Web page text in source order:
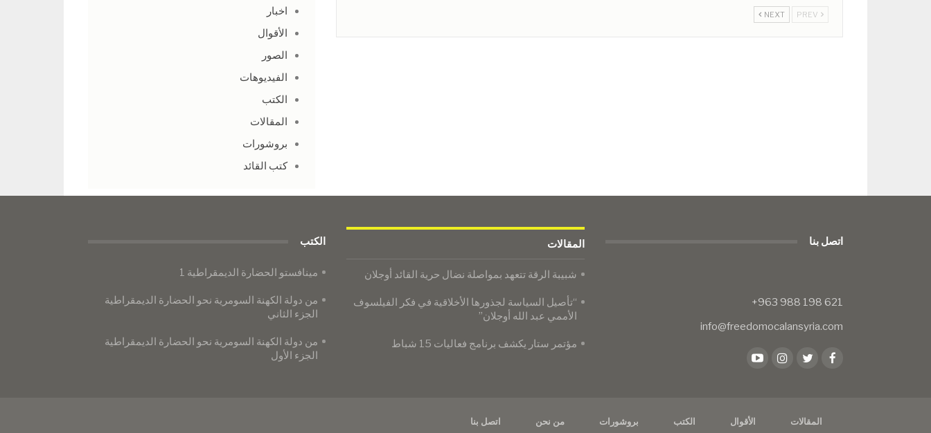
NEXT
اخبار
الأقوال
الصور
الفيديوهات
الكتب
المقالات
بروشورات
كتب القائد
اتصل بنا
info@freedomocalansyria.com
المقالات
شبيبة الرقة تتعهد بمواصلة نضال حرية القائد أوجلان
“تأصيل السياسة لجذورها الأخلاقية في فكر الفيلسوف
الأممي عبد الله أوجلان”
​​​​​​​مؤتمر ستار يكشف برنامج فعاليات 15 شباط
الكتب
مينافستو الحضارة الديمقراطية 1
من دولة الكهنة السومرية نحو الحضارة الديمقراطية
الجزء الثاني
من دولة الكهنة السومرية نحو الحضارة الديمقراطية
الجزء الأول
المقالات الأقوال الكتب بروشورات من نحن اتصل بنا